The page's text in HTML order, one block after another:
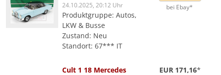
24.10.2025, 20:12 Uhr
Produktgruppe: Autos,
LKW & Busse
Zustand: Neu
Standort: 67*** IT
bei Ebay*
Cult 1 18 Mercedes
EUR 171,16*